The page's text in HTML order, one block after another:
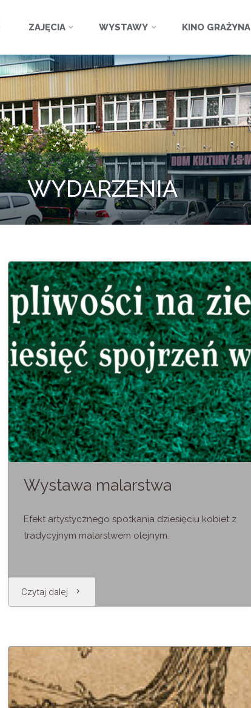
ZAJĘCIA WYSTAWY KINO GRAŻYNA
WYDARZENIA
Wystawa malarstwa
Efekt artystycznego spotkania dziesięciu kobiet z
tradycyjnym malarstwem olejnym.
Czytaj dalej "Wystawa